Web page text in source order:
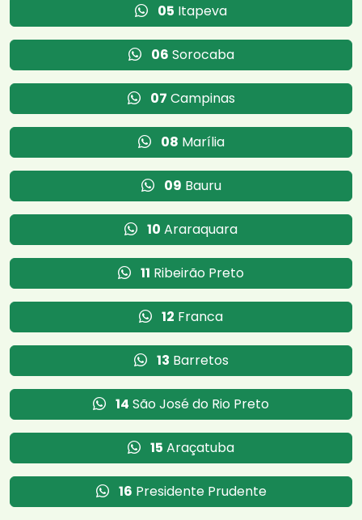
05 Itapeva
06 Sorocaba
07 Campinas
08 Marília
09 Bauru
10 Araraquara
11 Ribeirão Preto
12 Franca
13 Barretos
14 São José do Rio Preto
15 Araçatuba
16 Presidente Prudente